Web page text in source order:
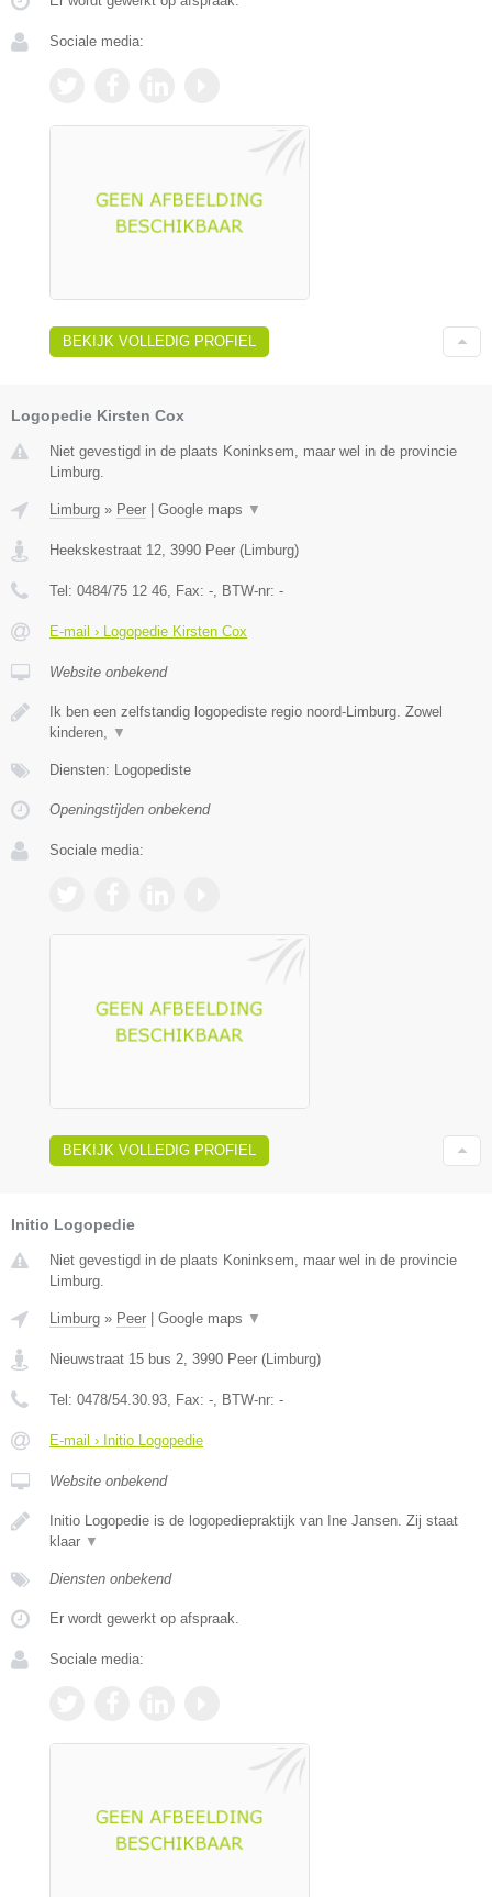
Sociale media:
BEKIJK VOLLEDIG PROFIEL
Logopedie Kirsten Cox
Niet gevestigd in de plaats Koninksem, maar wel in de provincie
Limburg.
Limburg » Peer Google maps ▼
Heekskestraat 12 3990 Peer ( Limburg)
Tel: 0484/75 12 46 , Fax: - , BTW-nr: -
E-mail › Logopedie Kirsten Cox
Website onbekend
Ik ben een zelfstandig logopediste regio noord-Limburg. Zowel
kinderen,
▼
Diensten: Logopediste
Openingstijden onbekend
Sociale media:
BEKIJK VOLLEDIG PROFIEL
Initio Logopedie
Niet gevestigd in de plaats Koninksem, maar wel in de provincie
Limburg.
Limburg » Peer | Google maps ▼
Nieuwstraat 15 bus 2 3990 Peer (Limburg)
Tel: 0478/54.30.93 , Fax: - , BTW-nr: -
E-mail › Initio Logopedie
Website onbekend
Initio Logopedie is de logopediepraktijk van Ine Jansen. Zij staat
klaar ▼
Diensten onbekend
Er wordt gewerkt op afspraak.
Sociale media: